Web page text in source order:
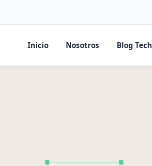
Inicio Nosotros Blog Tech